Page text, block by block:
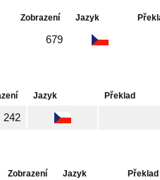
Zobrazení Jazyk
679
Jazyk Překlad
242
Zobrazení Jazyk Překlad